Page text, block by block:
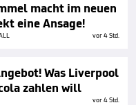
macht im neuen
eine Ansage!
vor 4 Std.
Was Liverpool
zahlen will
vor 4 Std.